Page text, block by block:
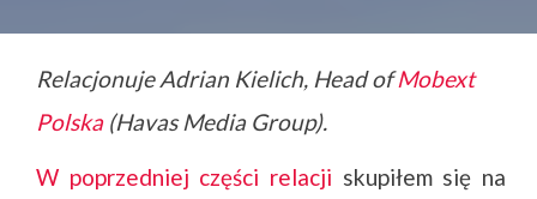
Relacjonuje Adrian Kielich, Head ofMobext
Polska (Havas Media Group).
W poprzedniej części relacji skupiłem się na